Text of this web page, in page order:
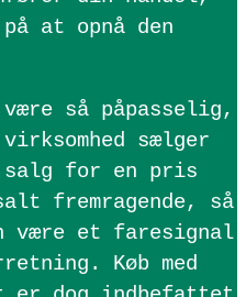
at opnå den
så påpasselig,
sælger
for en pris
fremragende, så
være et faresignal
Køb med